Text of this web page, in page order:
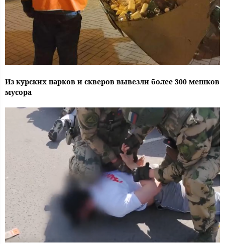
Из курских парков и скверов вывезли более 300 мешков
мусора